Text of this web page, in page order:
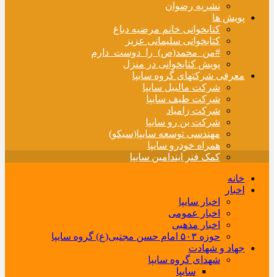
نشریه رضوان
پویش ها
کتابخوانی خانم مرضیه دباغ
کتابخوانی سلیمانی عزیز
#من_محمد(ص)_را_دوست_دارم
پویش کتابخوانی در منزل
معرفی شرکتهای گروه سایپا
شرکت مالیبل سایپا
شرکت طیف سایپا
شرکت زامیاد
شرکت بن رو سایپا
مهندسی توسعه سایپا(سیکو)
همراه خودرو سایپا
کمک فنر ایندامین سایپا
خانه
اخبار
اخبار سایپا
اخبار عمومی
اخبار مذهبی
حوزه ۵۰۳ امام حسن مجتبی(ع) گروه سایپا
جهاد و شهادت
شهدای گروه سایپا
سایپا